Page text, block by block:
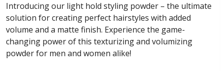
Introducing our light hold styling powder – the ultimate
solution for creating perfect hairstyles with added
volume and a matte finish. Experience the game-
changing power of this texturizing and volumizing
powder for men and women alike!